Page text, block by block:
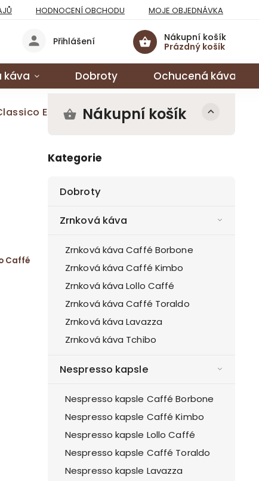
HODNOCENÍ OBCHODU MOJE OBJEDNÁVKA
Nákupní košík
Prázdný košík
Přihlášení
káva Dobroty Ochucená káva
EspressoNákupní košík
Kategorie
Dobroty
Zrnková káva
Zrnková káva Caffé Borbone
Zrnková káva Caffé Kimbo
Zrnková káva Lollo Caffé
Zrnková káva Caffé Toraldo
Zrnková káva Lavazza
Zrnková káva Tchibo
Nespresso kapsle
Nespresso kapsle Caffé Borbone
Nespresso kapsle Caffé Kimbo
Nespresso kapsle Lollo Caffé
Nespresso kapsle Caffé Toraldo
Nespresso kapsle Lavazza
Caffé